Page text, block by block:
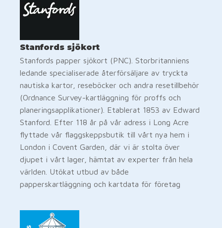
Stanfords sjökort
Stanfords papper sjökort (PNC). Storbritanniens
ledande specialiserade återförsäljare av tryckta
nautiska kartor, reseböcker och andra resetillbehör
(Ordnance Survey-kartläggning för proffs och
planeringsapplikationer). Etablerat 1853 av Edward
Stanford. Efter 118 år på vår adress i Long Acre
flyttade vår flaggskeppsbutik till vårt nya hem i
London i Covent Garden, där vi är stolta över
djupet i vårt lager, hämtat av experter från hela
världen. Utökat utbud av både
papperskartläggning och kartdata för företag